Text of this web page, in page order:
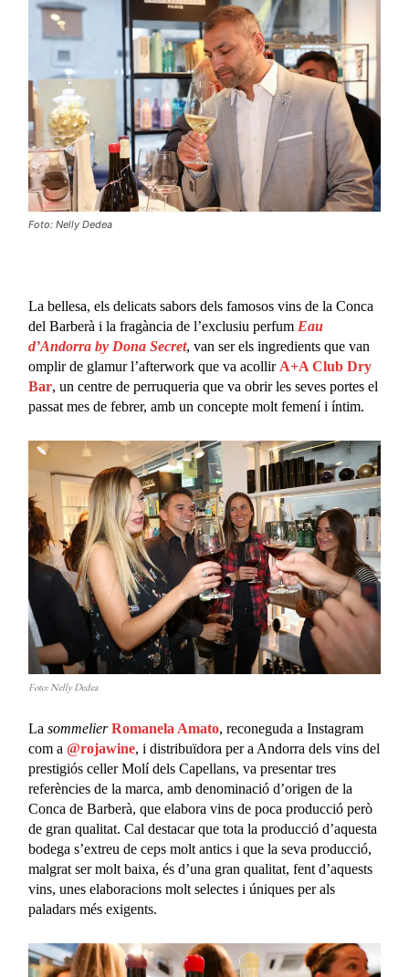
Foto: Nelly Dedea
La bellesa, els delicats sabors dels famosos vins de la Conca
del Barberà i la fragància de l’exclusiu perfum Eau
d’Andorra by Dona Secret, van ser els ingredients que van
omplir de glamur l’afterwork que va acollir A+A Club Dry
Bar, un centre de perruqueria que va obrir les seves portes el
passat mes de febrer, amb un concepte molt femení i íntim.
Foto: Nelly Dedea
Lasommelier Romanela Amato, reconeguda a Instagram
com a @rojawine, i distribuïdora per a Andorra dels vins del
prestigiós celler Molí dels Capellans, va presentar tres
referències de la marca, amb denominació d’origen de la
Conca de Barberà, que elabora vins de poca producció però
de gran qualitat. Cal destacar que tota la producció d’aquesta
bodega s’extreu de ceps molt antics i que la seva producció,
malgrat ser molt baixa, és d’una gran qualitat, fent d’aquests
vins, unes elaboracions molt selectes i úniques per als
paladars més exigents.